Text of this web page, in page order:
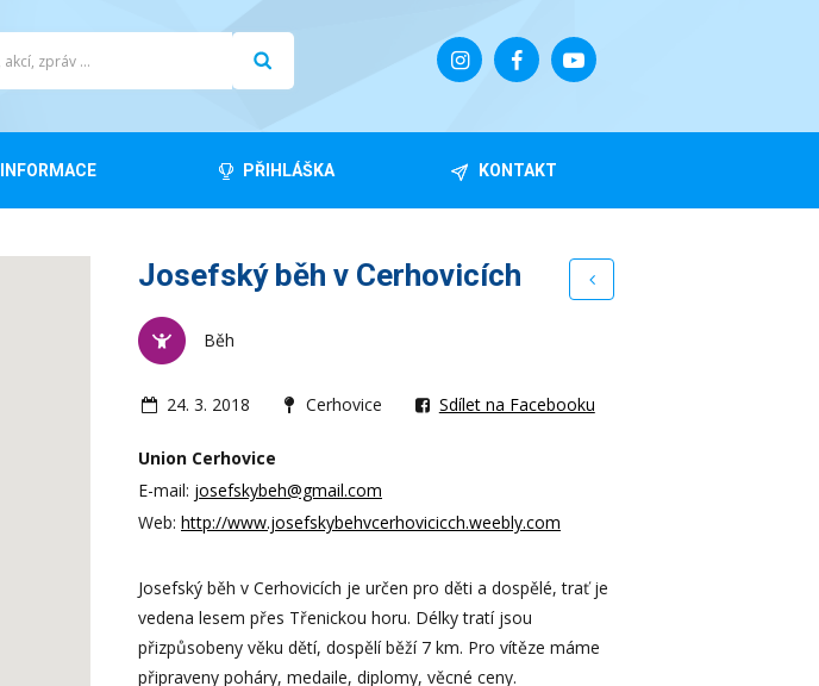
INFORMACE PŘIHLÁŠKA KONTAKT
Josefský běh v Cerhovicích
Běh
24. 3. 2018 Cerhovice Sdílet na Facebooku
Union Cerhovice
E-mail: josefskybeh@gmail.com
Web: http://www.josefskybehvcerhovicicch.weebly.com
Josefský běh v Cerhovicích je určen pro děti a dospělé, trať je
vedena lesem přes Třenickou horu. Délky tratí jsou
přizpůsobeny věku dětí, dospělí běží 7 km. Pro vítěze máme
připraveny poháry, medaile, diplomy, věcné ceny.